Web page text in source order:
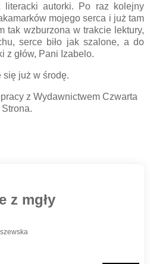
literacki autorki. Po raz kolejny
mojego serca i już tam
tak wzburzona w trakcie lektury,
serce biło jak szalone, a do
z głów, Pani Izabelo.
się już w środę.
z Wydawnictwem Czwarta
Strona.